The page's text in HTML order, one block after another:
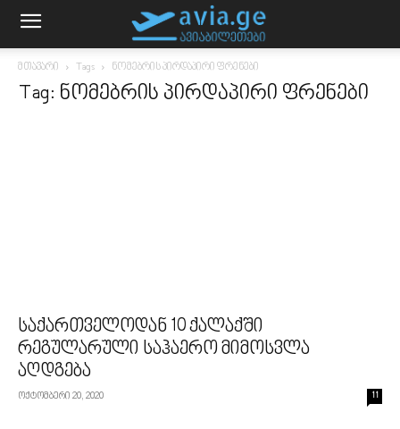
მთავარი Tags ნომებრის პირდაპირი ფრენები
Tag: ნომებრის პირდაპირი ფრენები
საქართველოდან 10 ქალაქში
რეგულარული საჰაერო მიმოსვლა
აღდგება
ოქტომბერი 20, 2020 11